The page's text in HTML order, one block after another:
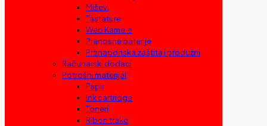
Miševi
Tastature
Web Kamere
Prenosne baterije
Prenaponska zaštita i produžni
Računarski dodaci
Potrošni materijal
Papir
Ink cartridge
Toneri
Ribon trake